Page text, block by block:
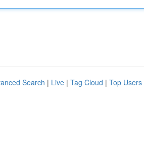
Search | Live | Tag Cloud | Top Users